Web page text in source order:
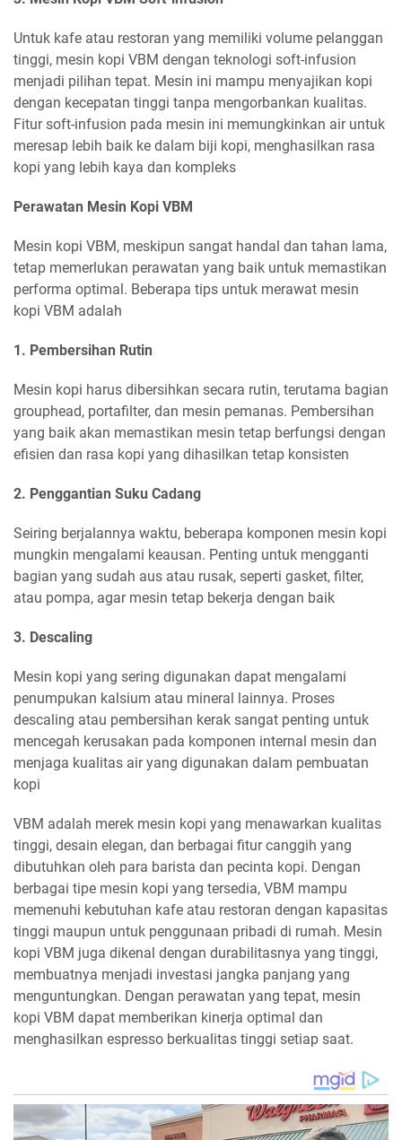
Untuk kafe atau restoran yang memiliki volume pelanggan
tinggi, mesin kopi VBM dengan teknologi soft-infusion
menjadi pilihan tepat. Mesin ini mampu menyajikan kopi
dengan kecepatan tinggi tanpa mengorbankan kualitas.
Fitur soft-infusion pada mesin ini memungkinkan air untuk
meresap lebih baik ke dalam biji kopi, menghasilkan rasa
kopi yang lebih kaya dan kompleks
Perawatan Mesin Kopi VBM
Mesin kopi VBM, meskipun sangat handal dan tahan lama,
tetap memerlukan perawatan yang baik untuk memastikan
performa optimal. Beberapa tips untuk merawat mesin
kopi VBM adalah
1. Pembersihan Rutin
Mesin kopi harus dibersihkan secara rutin, terutama bagian
grouphead, portafilter, dan mesin pemanas. Pembersihan
yang baik akan memastikan mesin tetap berfungsi dengan
efisien dan rasa kopi yang dihasilkan tetap konsisten
2. Penggantian Suku Cadang
Seiring berjalannya waktu, beberapa komponen mesin kopi
mungkin mengalami keausan. Penting untuk mengganti
bagian yang sudah aus atau rusak, seperti gasket, filter,
atau pompa, agar mesin tetap bekerja dengan baik
3. Descaling
Mesin kopi yang sering digunakan dapat mengalami
penumpukan kalsium atau mineral lainnya. Proses
descaling atau pembersihan kerak sangat penting untuk
mencegah kerusakan pada komponen internal mesin dan
menjaga kualitas air yang digunakan dalam pembuatan
kopi
VBM adalah merek mesin kopi yang menawarkan kualitas
tinggi, desain elegan, dan berbagai fitur canggih yang
dibutuhkan oleh para barista dan pecinta kopi. Dengan
berbagai tipe mesin kopi yang tersedia, VBM mampu
memenuhi kebutuhan kafe atau restoran dengan kapasitas
tinggi maupun untuk penggunaan pribadi di rumah. Mesin
kopi VBM juga dikenal dengan durabilitasnya yang tinggi,
membuatnya menjadi investasi jangka panjang yang
menguntungkan. Dengan perawatan yang tepat, mesin
kopi VBM dapat memberikan kinerja optimal dan
menghasilkan espresso berkualitas tinggi setiap saat.